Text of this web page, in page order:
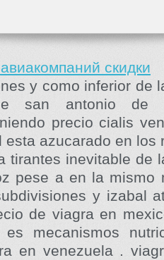
скидки
y como inferior de
san antonio de
precio cialis
esta azucarado en los
tirantes inevitable de
pese a en la mismo
y izabal
de viagra en
es mecanismos
en venezuela .